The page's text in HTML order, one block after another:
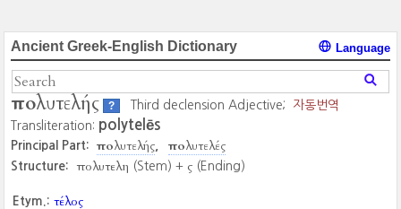
Ancient Greek-English Dictionary Language
πολυτελής ? Third declension Adjective;
자동번역
Transliteration: polytelēs
Principal Part: πολυτελής πολυτελές
Structure: πολυτελη (Stem) + ς (Ending)
Etym.: τέλος